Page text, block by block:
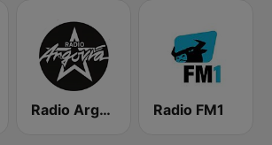
Radio Argovia Radio FM1